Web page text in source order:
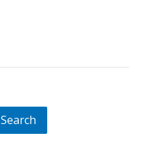
Search